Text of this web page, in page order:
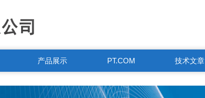
产品展示 PT.COM 技术文章